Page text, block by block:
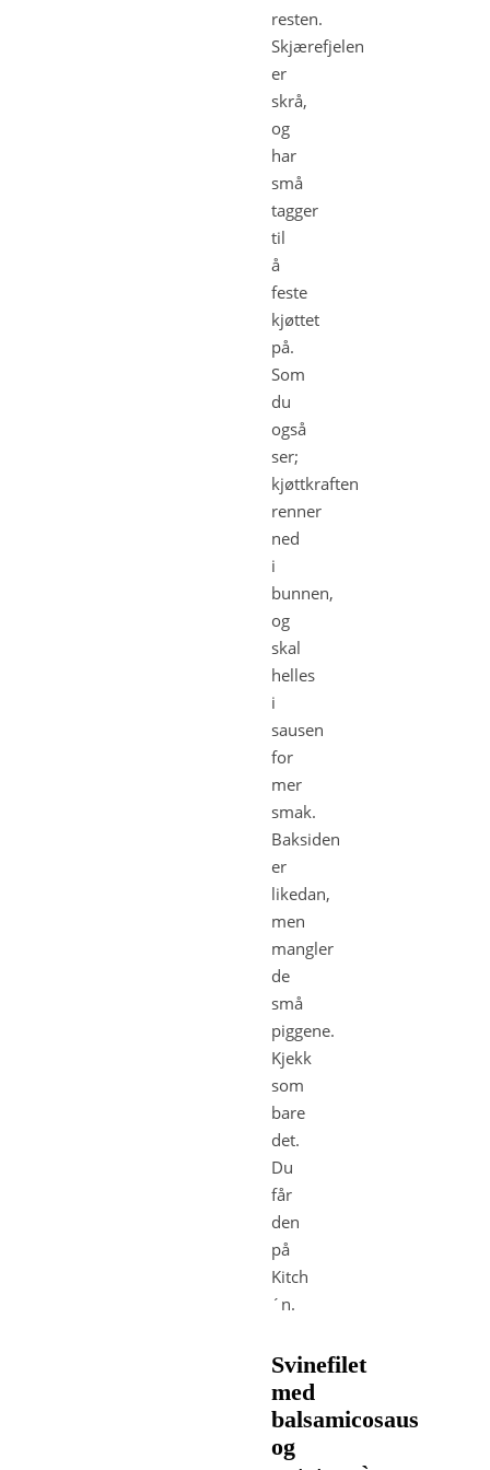
resten.
Skjærefjelen
er
skrå,
og
har
små
tagger
til
å
feste
kjøttet
på.
Som
du
også
ser;
kjøttkraften
renner
ned
i
bunnen,
og
skal
helles
i
sausen
for
mer
smak.
Baksiden
er
likedan,
men
mangler
de
små
piggene.
Kjekk
som
bare
det.
Du
får
den
på
Kitch
´n.
Svinefilet
med
balsamicosaus
og